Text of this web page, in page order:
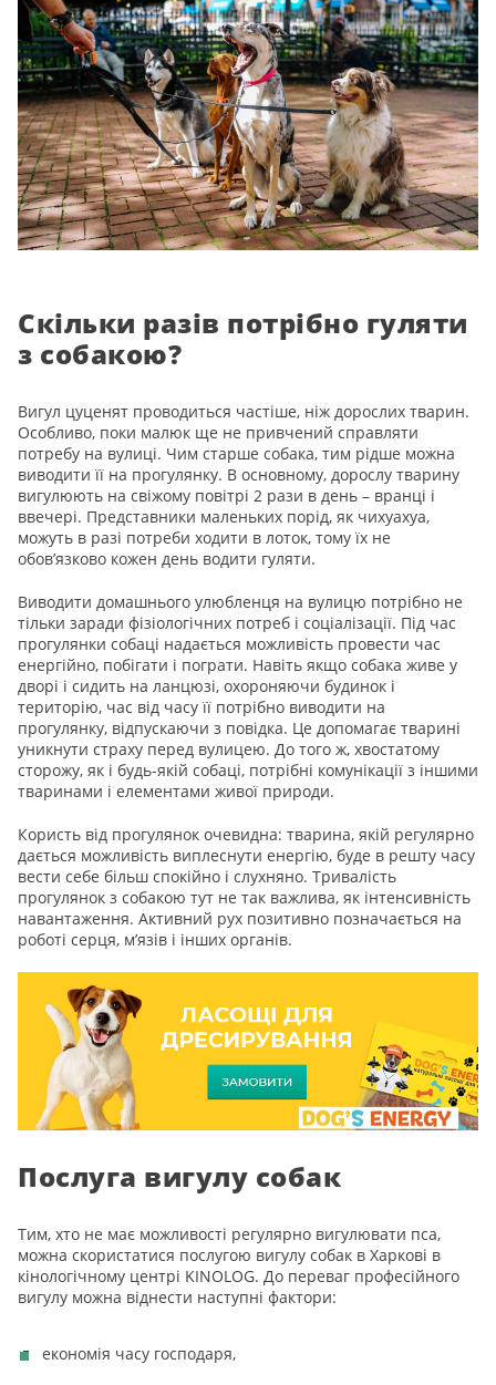
Скільки разів потрібно гуляти
з собакою?
Вигул цуценят проводиться частіше, ніж дорослих тварин.
Особливо, поки малюк ще не привчений справляти
потребу на вулиці. Чим старше собака, тим рідше можна
виводити її на прогулянку. В основному, дорослу тварину
вигулюють на свіжому повітрі 2 рази в день – вранці і
ввечері. Представники маленьких порід, як чихуахуа,
можуть в разі потреби ходити в лоток, тому їх не
обов’язково кожен день водити гуляти.
Виводити домашнього улюбленця на вулицю потрібно не
тільки заради фізіологічних потреб і соціалізації. Під час
прогулянки собаці надається можливість провести час
енергійно, побігати і пограти. Навіть якщо собака живе у
дворі і сидить на ланцюзі, охороняючи будинок і
територію, час від часу її потрібно виводити на
прогулянку, відпускаючи з повідка. Це допомагає тварині
уникнути страху перед вулицею. До того ж, хвостатому
сторожу, як і будь-якій собаці, потрібні комунікації з іншими
тваринами і елементами живої природи.
Користь від прогулянок очевидна: тварина, якій регулярно
дається можливість виплеснути енергію, буде в решту часу
вести себе більш спокійно і слухняно. Тривалість
прогулянок з собакою тут не так важлива, як інтенсивність
навантаження. Активний рух позитивно позначається на
роботі серця, м’язів і інших органів.
Послуга вигулу собак
Тим, хто не має можливості регулярно вигулювати пса,
можна скористатися послугою вигулу собак в Харкові в
кінологічному центрі KINOLOG. До переваг професійного
вигулу можна віднести наступні фактори:
економія часу господаря,